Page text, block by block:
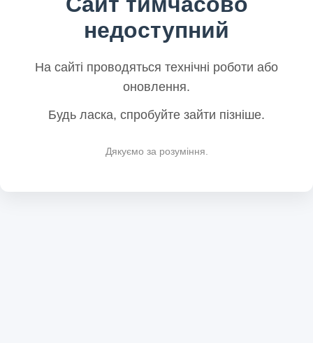
недоступний
На сайті проводяться технічні роботи або
оновлення.
Будь ласка, спробуйте зайти пізніше.
Дякуємо за розуміння.